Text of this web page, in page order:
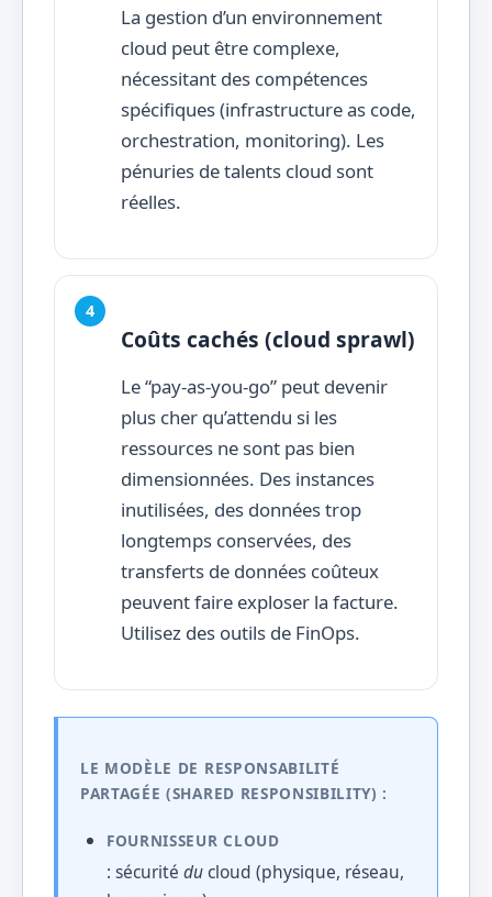
La gestion d’un environnement
cloud peut être complexe,
nécessitant des compétences
spécifiques (infrastructure as code,
orchestration, monitoring). Les
pénuries de talents cloud sont
réelles.
Coûts cachés (cloud sprawl)
Le “pay-as-you-go” peut devenir
plus cher qu’attendu si les
ressources ne sont pas bien
dimensionnées. Des instances
inutilisées, des données trop
longtemps conservées, des
transferts de données coûteux
peuvent faire exploser la facture.
Utilisez des outils de FinOps.
LE MODÈLE DE RESPONSABILITÉ
PARTAGÉE (SHARED RESPONSIBILITY) :
FOURNISSEUR CLOUD
: sécurité du cloud (physique, réseau,